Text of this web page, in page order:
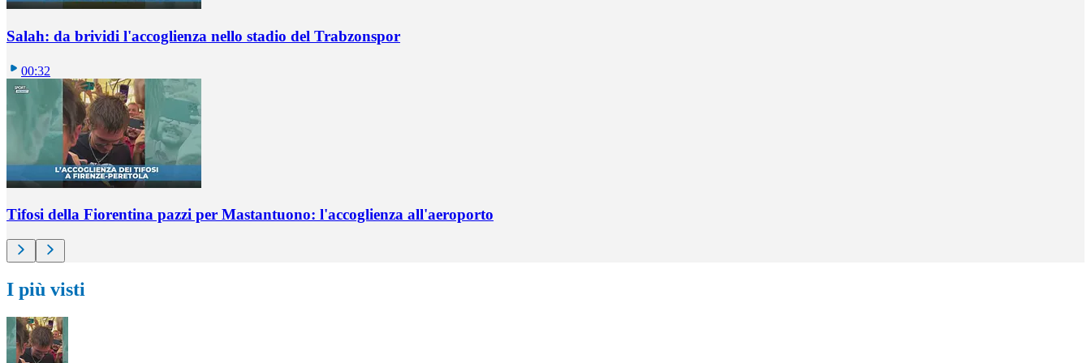
Salah: da brividi l'accoglienza nello stadio del Trabzonspor
00:32
Tifosi della Fiorentina pazzi per Mastantuono: l'accoglienza all'aeroporto
I più visti